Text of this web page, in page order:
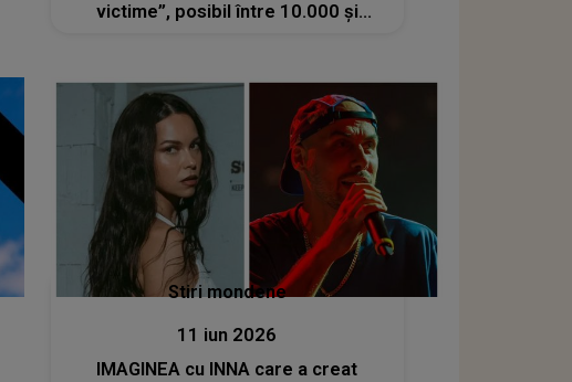
victime”, posibil între 10.000 şi
Stiri mondene
11 iun 2026
IMAGINEA cu INNA care a creat